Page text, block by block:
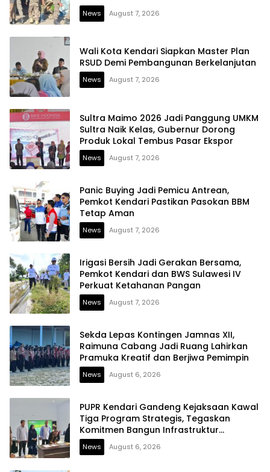
News August 7, 2026
Wali Kota Kendari Siapkan Master Plan
RSUD Demi Pembangunan Berkelanjutan
News August 7, 2026
Sultra Maimo 2026 Jadi Panggung UMKM
Sultra Naik Kelas, Gubernur Dorong
Produk Lokal Tembus Pasar Ekspor
News August 7, 2026
Panic Buying Jadi Pemicu Antrean,
Pemkot Kendari Pastikan Pasokan BBM
Tetap Aman
News August 7, 2026
Irigasi Bersih Jadi Gerakan Bersama,
Pemkot Kendari dan BWS Sulawesi IV
Perkuat Ketahanan Pangan
News August 7, 2026
Sekda Lepas Kontingen Jamnas XII,
Raimuna Cabang Jadi Ruang Lahirkan
Pramuka Kreatif dan Berjiwa Pemimpin
News August 6, 2026
PUPR Kendari Gandeng Kejaksaan Kawal
Tiga Program Strategis, Tegaskan
Komitmen Bangun Infrastruktur
Berintegritas
News August 6, 2026